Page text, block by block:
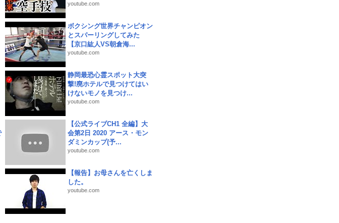
youtube.com
ボクシング世界チャンピオン
とスパーリングしてみた
【京口紘人VS朝倉海...
youtube.com
静岡最恐心霊スポット大突
撃!廃ホテルで見つけてはい
けないモノを見つけ...
youtube.com
【公式ライブCH1 全編】大
会第2日 2020 アース・モン
ダミンカップ(予...
youtube.com
【報告】お母さんを亡くしま
した。
youtube.com